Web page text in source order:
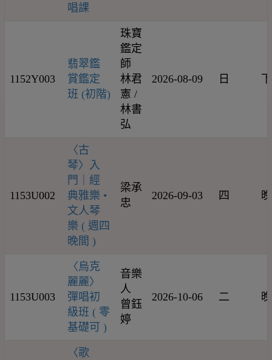
唱課
1152Y003
翡翠鑑
賞鑑定
班 (初階)
珠寶
鑑定
師
林君
憲 /
林書
弘
2026-08-09 日
1153U002
〈古
琴〉入
門｜經
典雅樂 •
文人琴
樂 ( 週四
晚間 )
梁承
忠
2026-09-03 四
1153U003
〈烏克
麗麗〉
彈唱初
級班 ( 零
基礎可 )
音樂
人
曾鈺
婷
2026-10-06 二
〈歌